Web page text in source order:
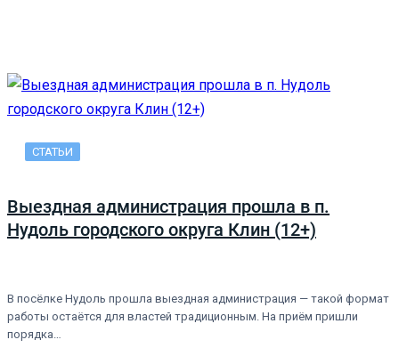
СТАТЬИ
Выездная администрация прошла в п.
Нудоль городского округа Клин (12+)
В посёлке Нудоль прошла выездная администрация — такой формат
работы остаётся для властей традиционным. На приём пришли
порядка…